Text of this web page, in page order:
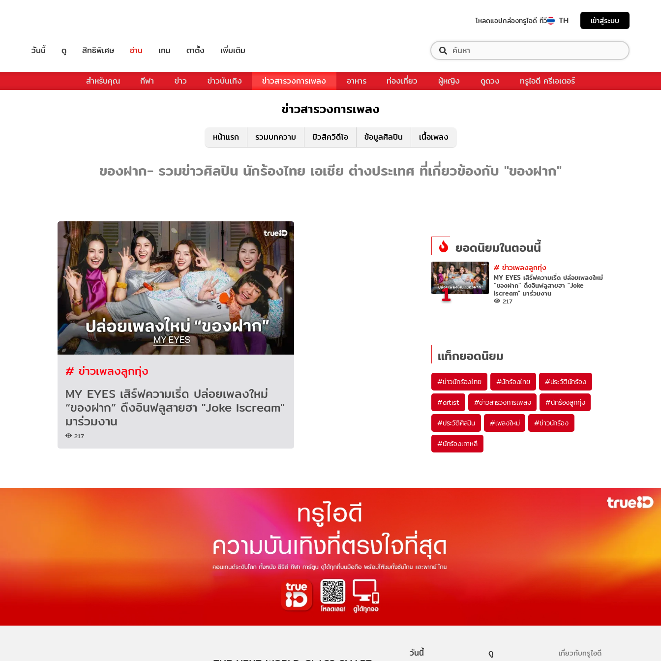
โหลดแอปกล่องทรูไอดี ทีวี TH เข้าสู่ระบบ
วันนี้ ดู สิทธิพิเศษ อ่าน เกม ตาตั้ง เพิ่มเติม
สำหรับคุณ กีฬา ข่าว ข่าวบันเทิง ข่าวสารวงการเพลง อาหาร ท่องเที่ยว ผู้หญิง ดูดวง ทรูไอดี ครีเอเตอร์
ข่าวสารวงการเพลง
หน้าแรก รวมบทความ มิวสิควิดีโอ ข้อมูลศิลปิน เนื้อเพลง
ของฝาก- รวมข่าวศิลปิน นักร้องไทย เอเชีย ต่างประเทศ ที่เกี่ยวข้องกับ "ของฝาก"
# ข่าวเพลงลูกทุ่ง
MY EYES เสิร์ฟความเริ่ด ปล่อยเพลงใหม่
“ของฝาก” ดึงอินฟลูสายฮา "Joke Iscream"
มาร่วมงาน
217
ยอดนิยมในตอนนี้
1
# ข่าวเพลงลูกทุ่ง
MY EYES เสิร์ฟความเริ่ด ปล่อยเพลงใหม่
“ของฝาก” ดึงอินฟลูสายฮา "Joke
Iscream" มาร่วมงาน
217
แท็กยอดนิยม
#ข่าวนักร้องไทย #นักร้องไทย #ประวัตินักร้อง
#artist #ข่าวสารวงการเพลง #นักร้องลูกทุ่ง
#ประวัติศิลปิน #เพลงใหม่ #ข่าวนักร้อง
#นักร้องเกาหลี
วันนี้ ดู เกี่ยวกับทรูไอดี